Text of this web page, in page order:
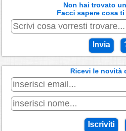
Non hai trovato
Facci sapere cosa
Invia
Ricevi le novità
Iscriviti